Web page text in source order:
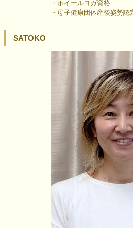
・ホイールヨガ資格
・母子健康団体産後姿勢認
SATOKO